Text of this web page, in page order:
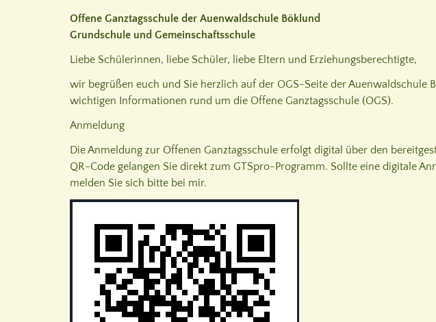
Offene Ganztagsschule der Auenwaldschule Böklund
Grundschule und Gemeinschaftsschule
Liebe Schülerinnen, liebe Schüler, liebe Eltern und Erziehungsberechtigte,
wir begrüßen euch und Sie herzlich auf der OGS-Seite der Auenwaldschule
wichtigen Informationen rund um die Offene Ganztagsschule (OGS).
Anmeldung
Die Anmeldung zur Offenen Ganztagsschule erfolgt digital über den
QR-Code gelangen Sie direkt zum GTSpro-Programm. Sollte eine digitale
melden Sie sich bitte bei mir.